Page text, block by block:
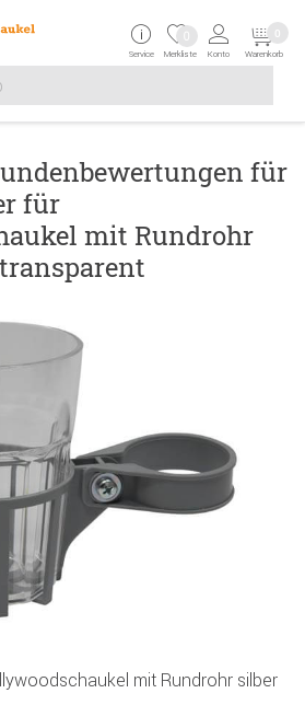
der Eingabe von 3 Buchstaben
Service Merkliste
0
Konto Warenkorb
0
für
für
mit Rundrohr
mit Rundrohr silber